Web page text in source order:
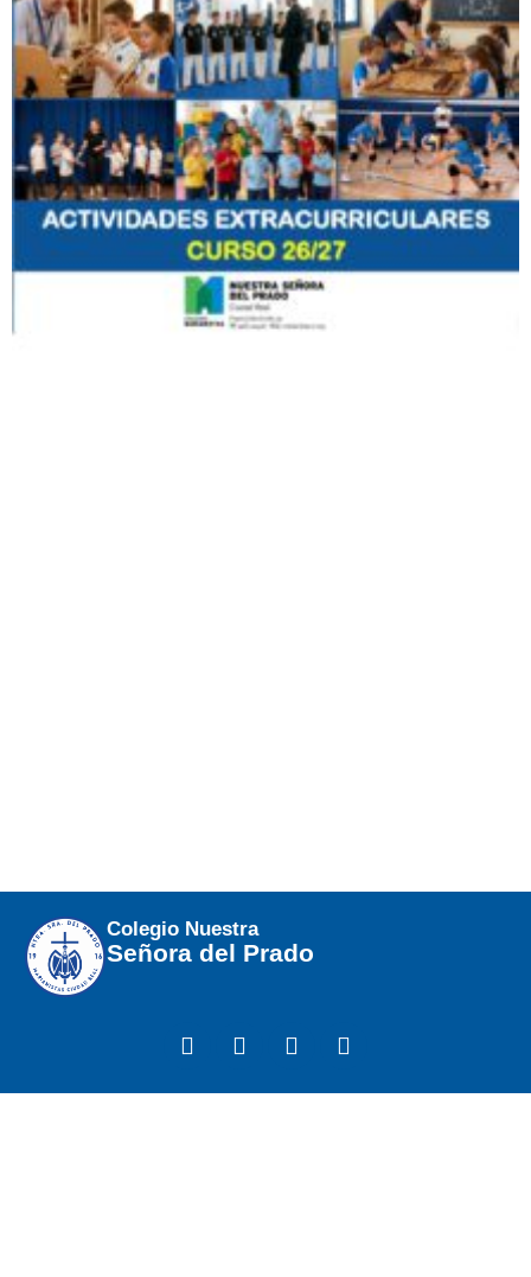
Colegio Nuestra
Señora del Prado